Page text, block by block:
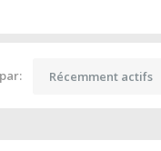
Récemment actifs